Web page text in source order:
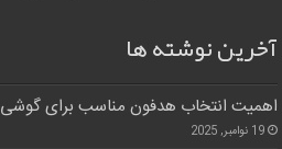
آخرین نوشته ها
اهمیت انتخاب هدفون مناسب برای گوشی
19 نوامبر, 2025